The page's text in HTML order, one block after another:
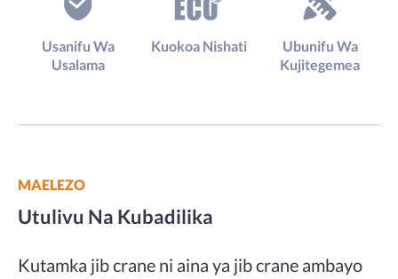
Usanifu Wa
Usalama
Kuokoa Nishati
Ubunifu Wa
Kujitegemea
MAELEZO
Utulivu Na Kubadilika
Kutamka jib crane ni aina ya jib crane ambayo